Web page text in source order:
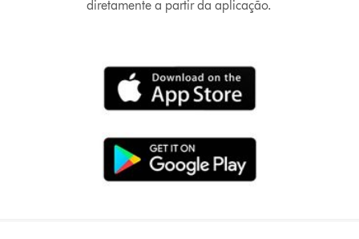
diretamente a partir da aplicação.